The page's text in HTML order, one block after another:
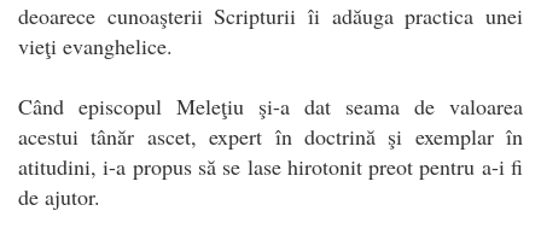
deoarece cunoaşterii Scripturii îi adăuga practica unei
vieţi evanghelice.
Când episcopul Meleţiu şi-a dat seama de valoarea
acestui tânăr ascet, expert în doctrină şi exemplar în
atitudini, i-a propus să se lase hirotonit preot pentru a-i fi
de ajutor.